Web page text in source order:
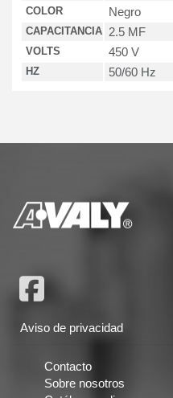
COLOR Negro
CAPACITANCIA 2.5 MF
VOLTS 450 V
HZ 50/60 Hz
Aviso de privacidad
Contacto
Sobre nosotros